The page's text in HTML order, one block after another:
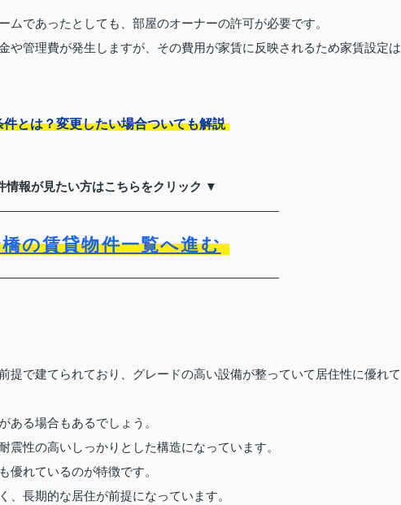
ムであったとしても、部屋のオーナーの許可が必要です。
や管理費が発生しますが、その費用が家賃に反映されるため家賃設定は
とは？変更したい場合ついても解説
情報が見たい方はこちらをクリック ▼
の賃貸物件一覧へ進む
提で建てられており、グレードの高い設備が整っていて居住性に優れて
ある場合もあるでしょう。
震性の高いしっかりとした構造になっています。
優れているのが特徴です。
、長期的な居住が前提になっています。